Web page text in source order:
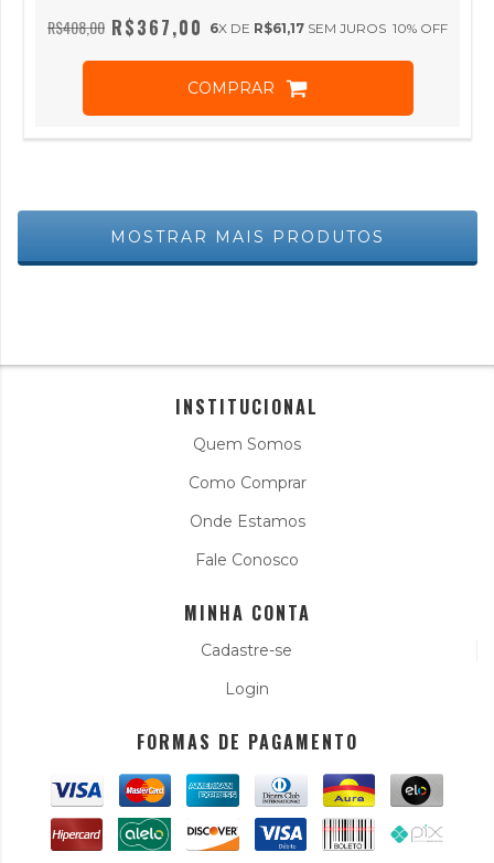
R$408,00 10% OFF
R$367,00 6X DE R$61,17 SEM JUROS
COMPRAR
MOSTRAR MAIS PRODUTOS
INSTITUCIONAL
Quem Somos
Como Comprar
Onde Estamos
Fale Conosco
MINHA CONTA
Cadastre-se
Login
FORMAS DE PAGAMENTO